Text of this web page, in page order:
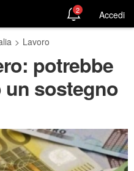
2 Accedi
> Lavoro
potrebbe
un sostegno